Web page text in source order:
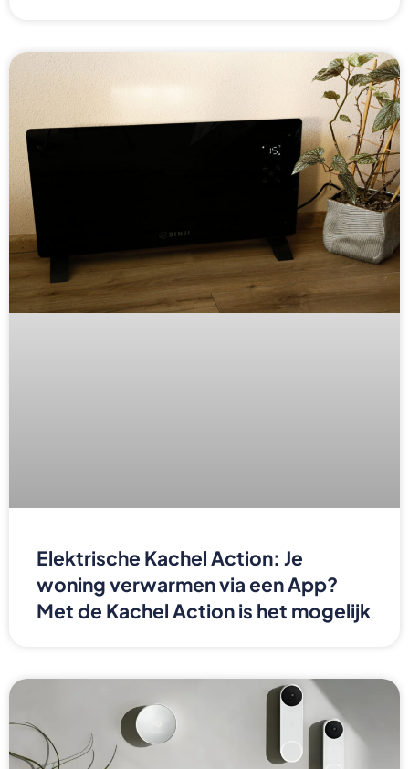
Elektrische Kachel Action: Je
woning verwarmen via een App?
Met de Kachel Action is het mogelijk